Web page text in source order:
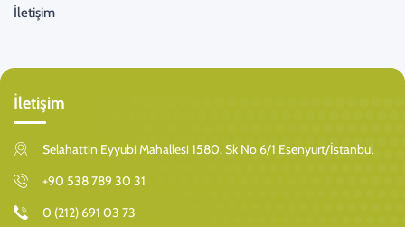
İletişim
İletişim
Selahattin Eyyubi Mahallesi 1580. Sk No 6/1 Esenyurt/İstanbul
+90 538 789 30 31
0 (212) 691 03 73